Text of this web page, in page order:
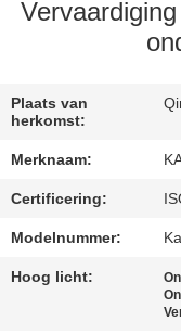
NEEM
CONTACT
Plaats van
herkomst:
Merknaam:
Certificering:
Modelnummer:
Hoog licht: